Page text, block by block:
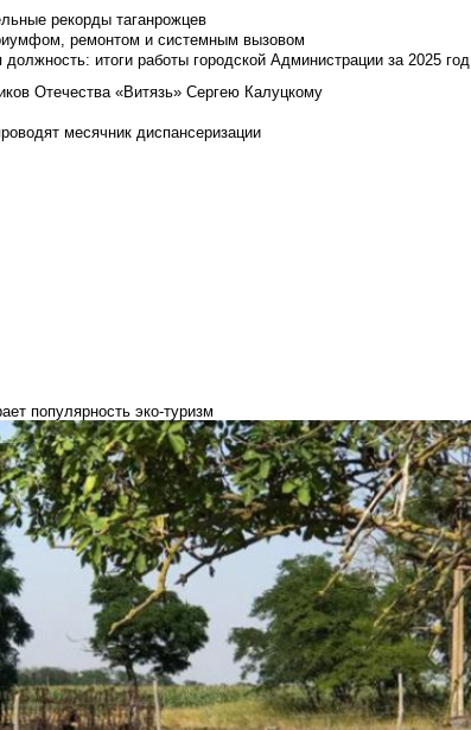
рекорды таганрожцев
ремонтом и системным вызовом
итоги работы городской Администрации за 2025 год
Отечества «Витязь» Сергею Калуцкому
месячник диспансеризации
популярность эко-туризм